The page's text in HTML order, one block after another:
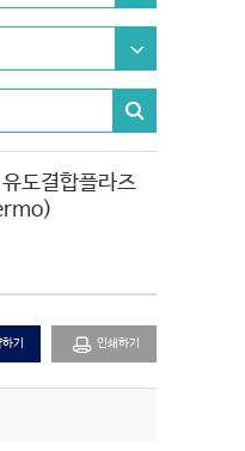
도결합플라즈
기 인쇄하기